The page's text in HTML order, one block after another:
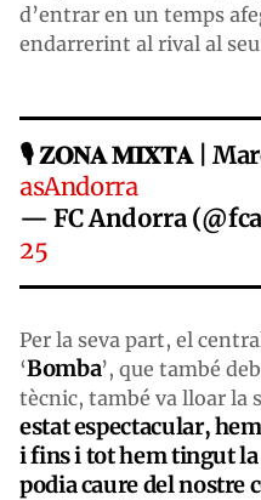
d’entrar en un temps
endarrerint al rival al
🎙️ 𝐙𝐎𝐍𝐀 𝐌𝐈𝐗𝐓𝐀 |
asAndorra
— FC Andorra
25
Per la seva part, el
‘Bomba’, que també
tècnic, també va lloar la
estat espectacular,
i fins i tot hem tingut
podia caure del nostre